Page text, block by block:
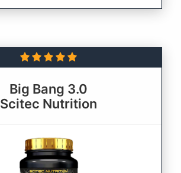
Big Bang 3.0
Scitec Nutrition